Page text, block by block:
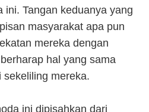
ini. Tangan keduanya yang
masyarakat apa pun
mereka dengan
hal yang sama
sekeliling mereka.
ini dipisahkan dari